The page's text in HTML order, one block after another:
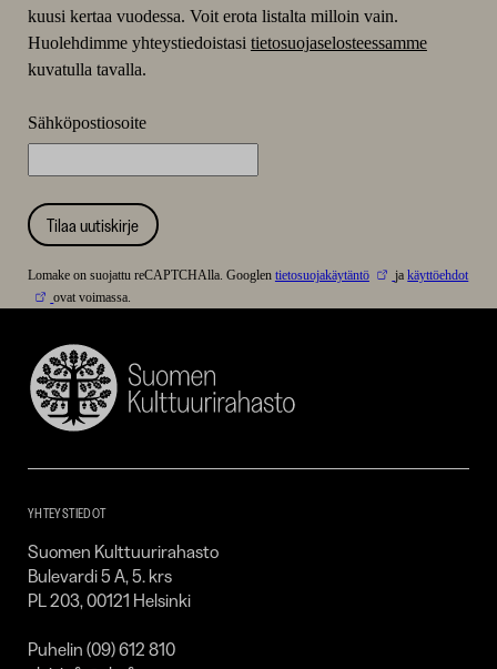
kuusi kertaa vuodessa. Voit erota listalta milloin vain.
Huolehdimme yhteystiedoistasi tietosuojaselosteessamme
kuvatulla tavalla.
Sähköpostiosoite
Tilaa uutiskirje
Lomake on suojattu reCAPTCHAlla. Googlen tietosuojakäytäntö jakäyttöehdot
ovat voimassa.
Suomen
Kulttuurirahasto
YHTEYSTIEDOT
Suomen Kulttuurirahasto
Bulevardi 5 A, 5. krs
PL 203, 00121 Helsinki
Puhelin (09) 612 810